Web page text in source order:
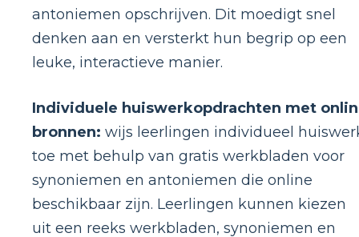
antoniemen opschrijven. Dit moedigt snel
denken aan en versterkt hun begrip op een
leuke, interactieve manier.
Individuele huiswerkopdrachten met
bronnen: wijs leerlingen individueel
toe met behulp van gratis werkbladen voor
synoniemen en antoniemen die online
beschikbaar zijn. Leerlingen kunnen kiezen
uit een reeks werkbladen, synoniemen en